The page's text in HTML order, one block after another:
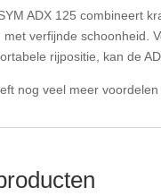
ADX 125 combineert
verfijnde schoonheid.
rijpositie, kan de
nog veel meer voordelen